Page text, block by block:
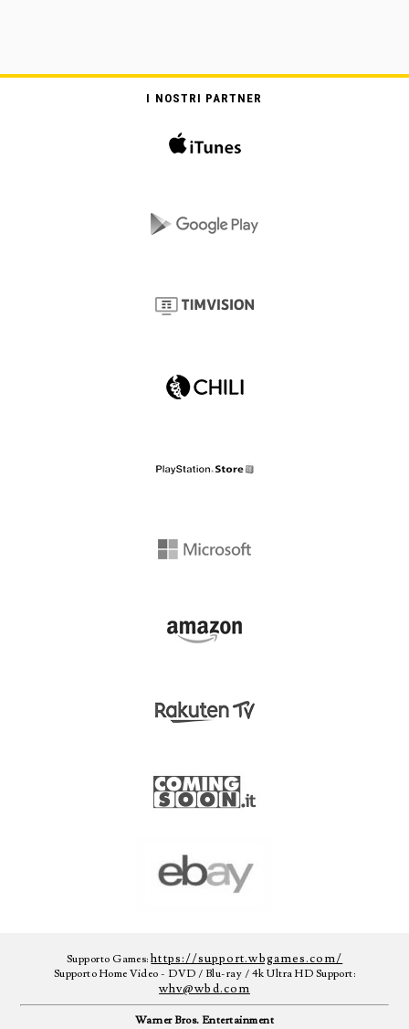
I NOSTRI PARTNER
Supporto Games:https://support.wbgames.com/
Supporto Home Video - DVD / Blu-ray / 4k Ultra HD Support:
whv@wbd.com
Warner Bros. Entertainment